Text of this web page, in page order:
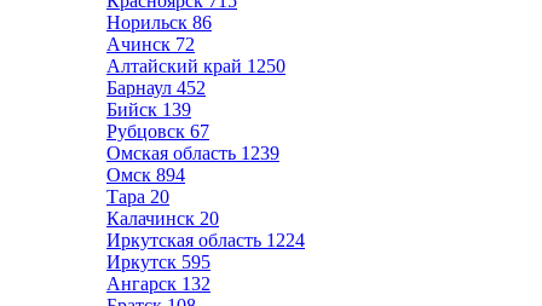
Норильск 86
Ачинск 72
Алтайский край 1250
Барнаул 452
Бийск 139
Рубцовск 67
Омская область 1239
Омск 894
Тара 20
Калачинск 20
Иркутская область 1224
Иркутск 595
Ангарск 132